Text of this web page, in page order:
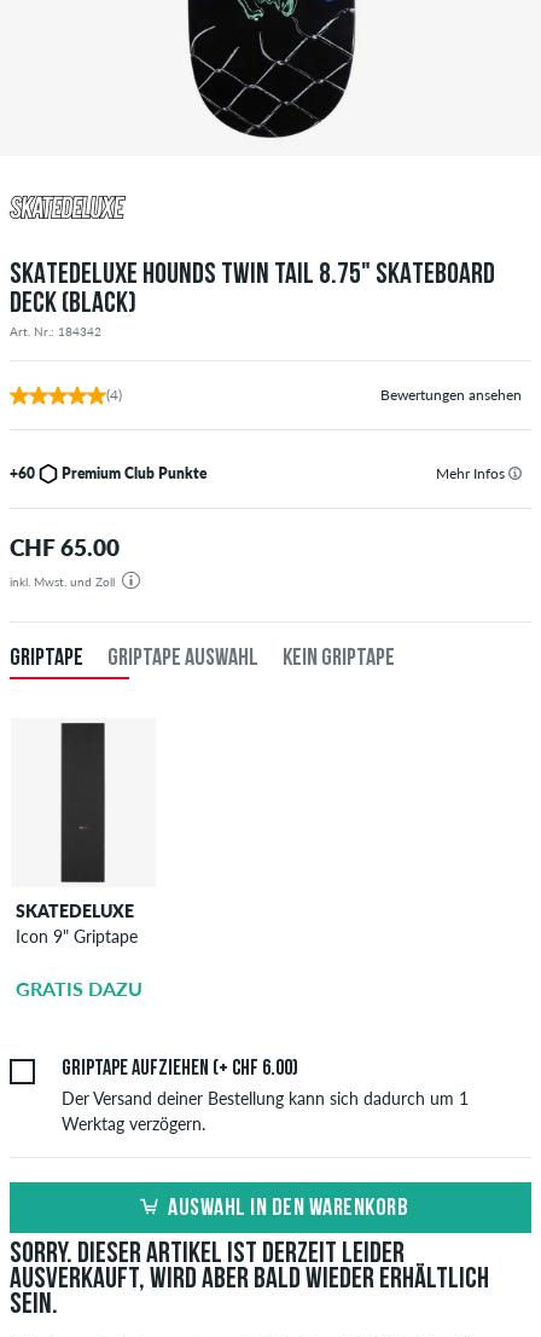
SKATEDELUXE HOUNDS TWIN TAIL 8.75" SKATEBOARD
DECK (BLACK)
Art. Nr.: 184342
(4) Bewertungen ansehen
+60 Premium Club Punkte Mehr Infos
CHF 65.00
inkl. Mwst. und Zoll
GRIPTAPE GRIPTAPE AUSWAHL KEIN GRIPTAPE
SKATEDELUXE
Icon 9" Griptape
GRATIS DAZU
Griptape aufziehen (+ CHF 6.00)
Der Versand deiner Bestellung kann sich dadurch um 1
Werktag verzögern.
AUSWAHL IN DEN WARENKORB
Sorry. Dieser Artikel ist derzeit leider
ausverkauft, wird aber bald wieder erhältlich
sein.